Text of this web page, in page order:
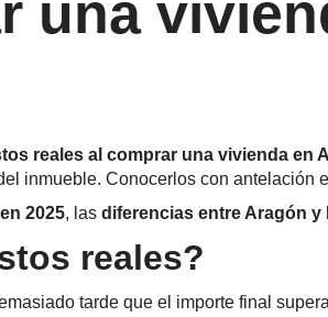
una
reales al comprar una vivienda en
inmueble. Conocerlos con antelación
2025, las diferencias entre Aragón y
reales?
tarde que el importe final